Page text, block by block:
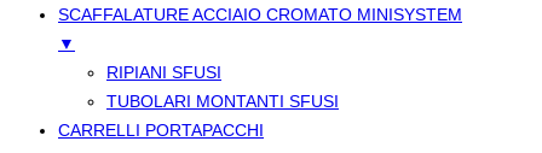
SCAFFALATURE ACCIAIO CROMATO MINISYSTEM
▼
RIPIANI SFUSI
TUBOLARI MONTANTI SFUSI
CARRELLI PORTAPACCHI